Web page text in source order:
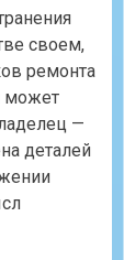
своем,
ремонта
может
—
деталей